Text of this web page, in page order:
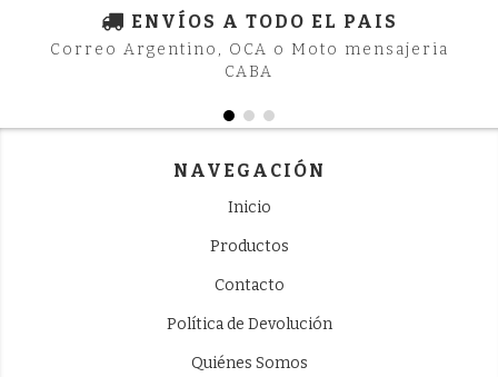
ENVÍOS A TODO EL PAIS
Correo Argentino, OCA o Moto mensajeria
CABA
NAVEGACIÓN
Inicio
Productos
Contacto
Política de Devolución
Quiénes Somos